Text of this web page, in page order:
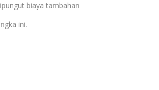
biaya tambahan
ini.